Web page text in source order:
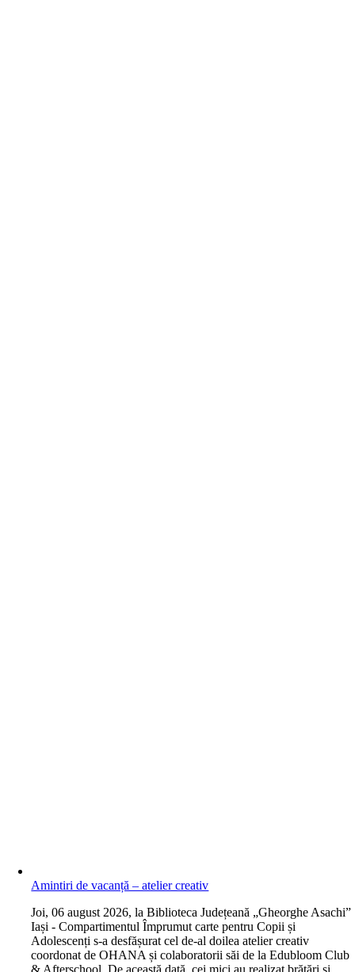
Amintiri de vacanță – atelier creativ
Joi, 06 august 2026, la Biblioteca Județeană „Gheorghe Asachi”
Iași - Compartimentul Împrumut carte pentru Copii și
Adolescenți s-a desfășurat cel de-al doilea atelier creativ
coordonat de OHANA și colaboratorii săi de la Edubloom Club
& Afterschool. De această dată, cei mici au realizat brățări și